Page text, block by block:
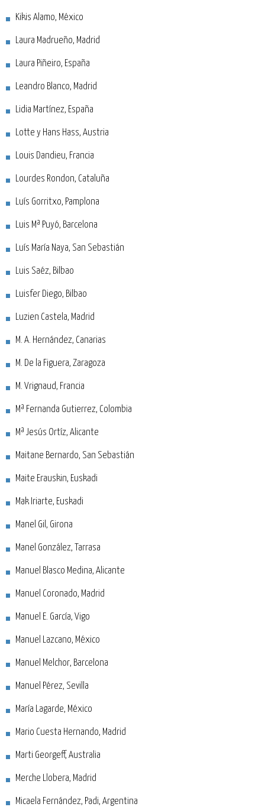
Kikis Alamo, México
Laura Madrueño, Madrid
Laura Piñeiro, España
Leandro Blanco, Madrid
Lidia Martínez, España
Lotte y Hans Hass, Austria
Louis Dandieu, Francia
Lourdes Rondon, Cataluña
Luís Gorritxo, Pamplona
Luis Mª Puyó, Barcelona
Luís María Naya, San Sebastián
Luis Saéz, Bilbao
Luisfer Diego, Bilbao
Luzien Castela, Madrid
M. A. Hernández, Canarias
M. De la Figuera, Zaragoza
M. Vrignaud, Francia
Mª Fernanda Gutierrez, Colombia
Mª Jesús Ortíz, Alicante
Maitane Bernardo, San Sebastián
Maite Erauskin, Euskadi
Mak Iriarte, Euskadi
Manel Gil, Girona
Manel González, Tarrasa
Manuel Blasco Medina, Alicante
Manuel Coronado, Madrid
Manuel E. García, Vigo
Manuel Lazcano, México
Manuel Melchor, Barcelona
Manuel Pérez, Sevilla
María Lagarde, México
Mario Cuesta Hernando, Madrid
Marti Georgeff, Australia
Merche Llobera, Madrid
Micaela Fernández, Padi, Argentina